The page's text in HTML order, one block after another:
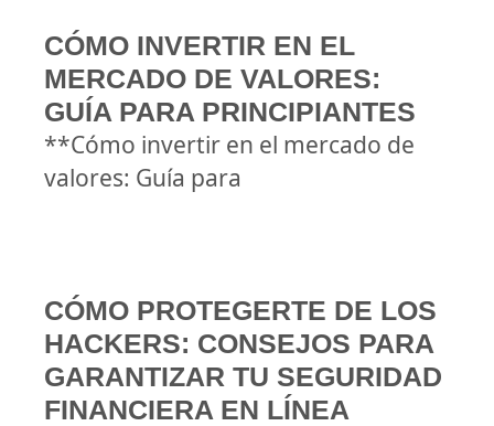
CÓMO INVERTIR EN EL
MERCADO DE VALORES:
GUÍA PARA PRINCIPIANTES
**Cómo invertir en el mercado de
valores: Guía para
CÓMO PROTEGERTE DE LOS
HACKERS: CONSEJOS PARA
GARANTIZAR TU SEGURIDAD
FINANCIERA EN LÍNEA